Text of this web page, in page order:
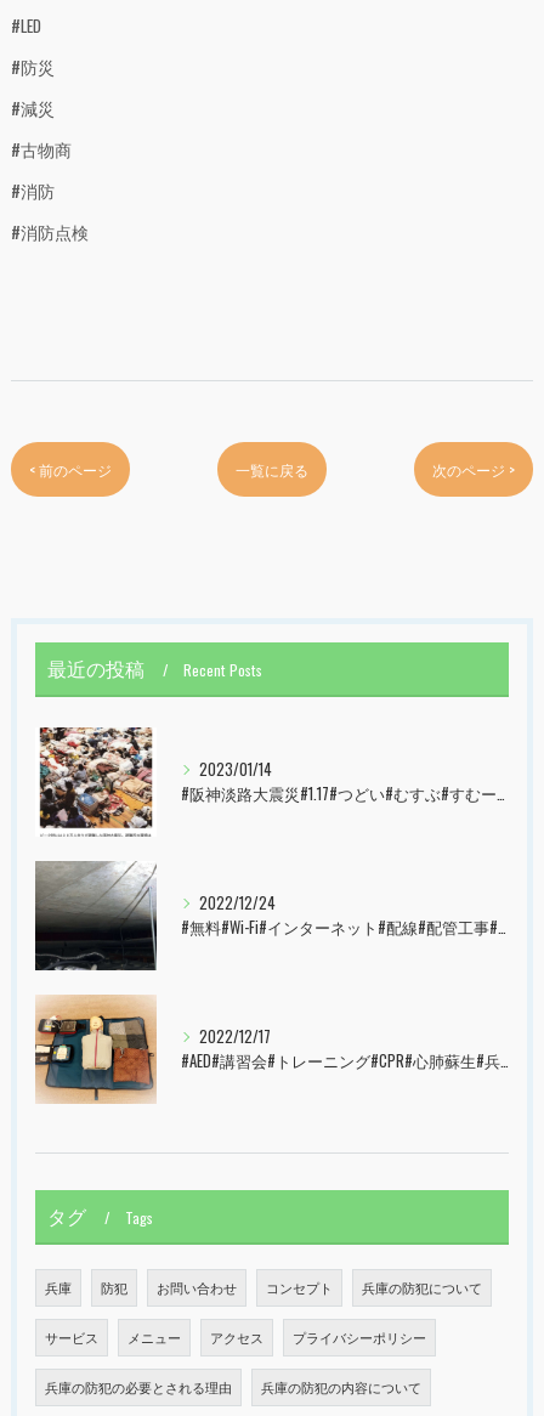
#LED
#防災
#減災
#古物商
#消防
#消防点検
< 前のページ 一覧に戻る 次のページ >
最近の投稿 Recent Posts
2023/01/14
#阪神淡路大震災#1.17#つどい#むすぶ#すむーず#西宮市#甲子園
2022/12/24
#無料#Wi-Fi#インターネット#配線#配管工事#大阪市#港区#すむーず#西宮市#甲子園
2022/12/17
#AED#講習会#トレーニング#CPR#心肺蘇生#兵庫県#神戸市#西宮市#すむーず#甲子園
タグ Tags
兵庫 防犯 お問い合わせ コンセプト 兵庫の防犯について
サービス メニュー アクセス プライバシーポリシー
兵庫の防犯の必要とされる理由 兵庫の防犯の内容について